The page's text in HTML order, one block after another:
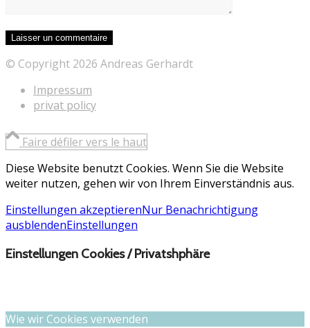
© Copyright 2026 Andreas Gerhardt
Impressum
privat policy
Faire défiler vers le haut
Diese Website benutzt Cookies. Wenn Sie die Website
weiter nutzen, gehen wir von Ihrem Einverständnis aus.
Einstellungen akzeptierenNur Benachrichtigung
ausblendenEinstellungen
Einstellungen Cookies / Privatshphäre
Wie wir Cookies verwenden